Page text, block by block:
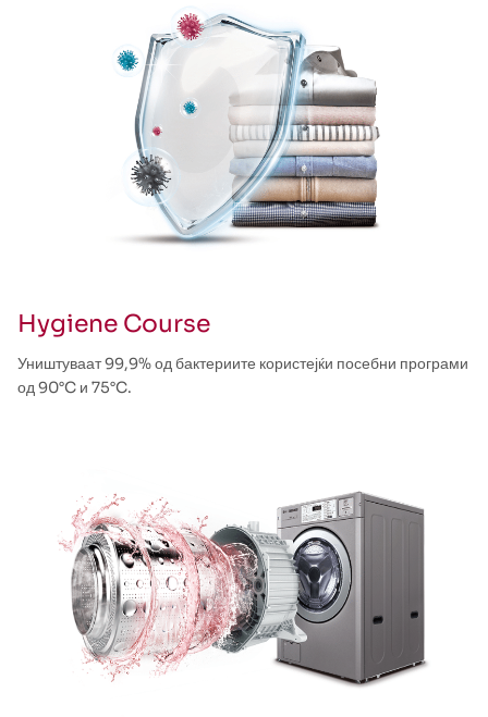
Hygiene Course
Уништуваат 99,9% од бактериите користејќи посебни програми
од 90°C и 75°C.